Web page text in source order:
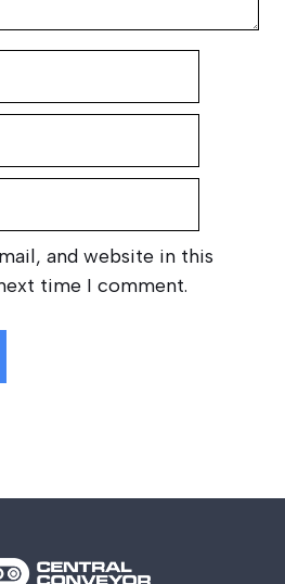
and website in this
time I comment.